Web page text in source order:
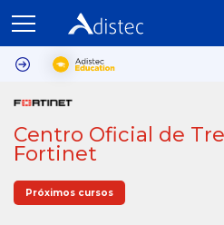
Centro Oficial de
Fortinet
Próximos cursos